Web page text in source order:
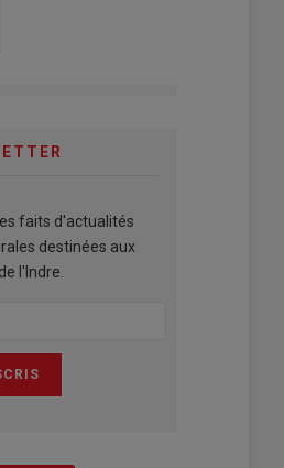
faits d'actualités
destinées aux
l'Indre.